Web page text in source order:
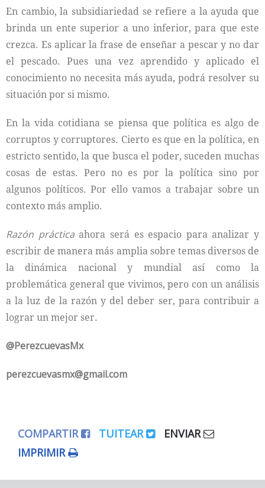
En cambio, la subsidiariedad se refiere a la ayuda que
brinda un ente superior a uno inferior, para que este
crezca. Es aplicar la frase de enseñar a pescar y no dar
el pescado. Pues una vez aprendido y aplicado el
conocimiento no necesita más ayuda, podrá resolver su
situación por si mismo.
En la vida cotidiana se piensa que política es algo de
corruptos y corruptores. Cierto es que en la política, en
estricto sentido, la que busca el poder, suceden muchas
cosas de estas. Pero no es por la política sino por
algunos políticos. Por ello vamos a trabajar sobre un
contexto más amplio.
Razón prácticaahora será es espacio para analizar y
escribir de manera más amplia sobre temas diversos de
la dinámica nacional y mundial así como la
problemática general que vivimos, pero con un análisis
a la luz de la razón y del deber ser, para contribuir a
lograr un mejor ser.
@PerezcuevasMx
perezcuevasmx@gmail.com
COMPARTIR TUITEAR
ENVIAR
IMPRIMIR